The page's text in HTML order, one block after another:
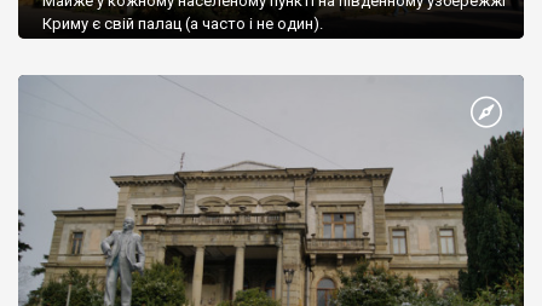
Криму є свій палац (а часто і не один).